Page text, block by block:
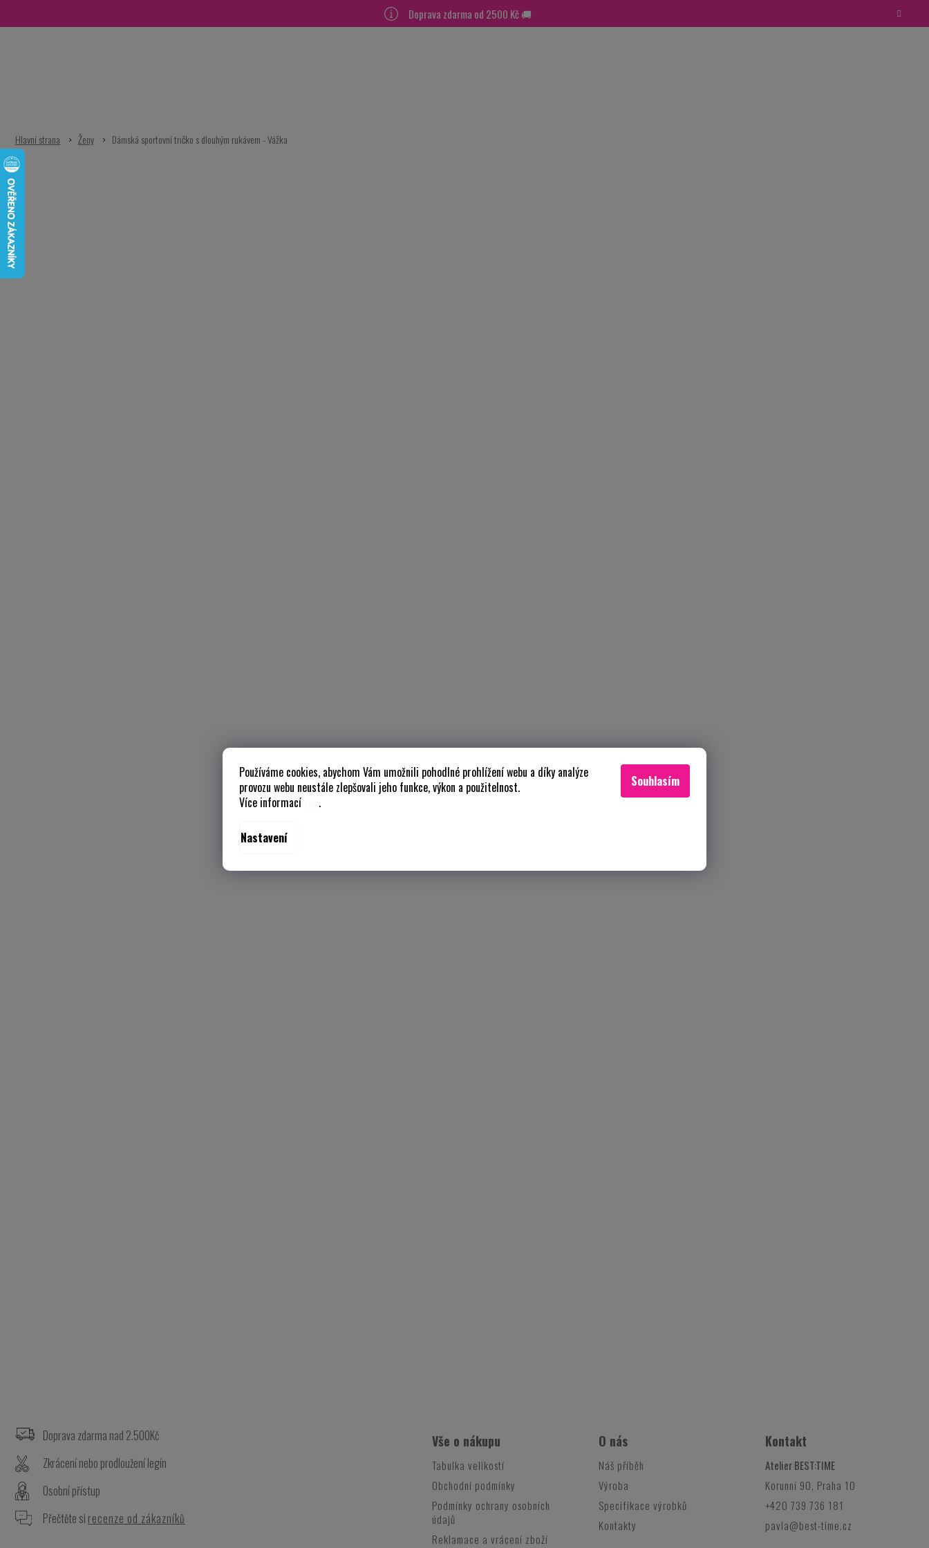
Používáme cookies, abychom Vám umožnili pohodlné prohlížení webu a díky analýze
provozu webu neustále zlepšovali jeho funkce, výkon a použitelnost.
Více informací
.
Nastavení
Souhlasím
Doprava zdarma od 2500 Kč 🚚
Ženy Dámská sportovní tričko s dlouhým rukávem - Vážka
Doprava zdarma nad 2.500Kč
Zkrácení nebo prodloužení legín
Osobní přístup
Přečtěte si recenze od zákazníků
Vše o nákupu
Tabulka velikostí
Obchodní podmínky
Podmínky ochrany osobních
údajů
Reklamace a vrácení zboží
O nás
Náš příběh
Výroba
Specifikace výrobků
Kontakty
Kontakt
Atelier BEST:TIME
Korunní 90, Praha 10
+420 739 736 181
pavla@best-time.cz